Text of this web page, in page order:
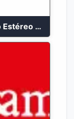
Guarzo Estéreo 24/7